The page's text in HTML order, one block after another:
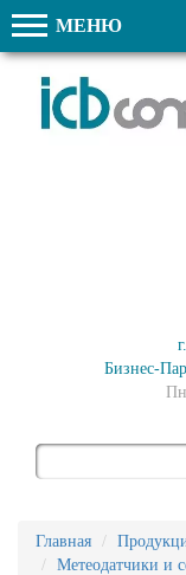
МЕНЮ
Бизнес-
Главная
Метеодатчики и